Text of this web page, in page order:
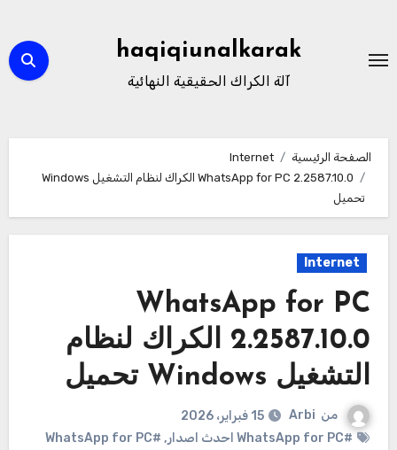
المحتوى
haqiqiunalkarak
آلة الكراك الحقيقية النهائية
الصفحة الرئيسية
Internet
WhatsApp for PC 2.2587.10.0 الكراك لنظام التشغيل Windows
تحميل
Internet
WhatsApp for PC
2.2587.10.0 الكراك لنظام
التشغيل Windows تحميل
من Arbi
15 فبراير، 2026
#WhatsApp for PC احدث اصدار
,
#WhatsApp for PC